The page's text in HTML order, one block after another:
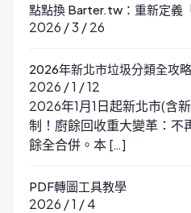
點點換 Barter.tw：重新定義
2026 / 3 / 26
2026年新北市垃圾分類全攻略
2026 / 1 / 12
2026年1月1日起新北市(含
制！廚餘回收重大變革：不
餘全合併。本 […]
PDF轉圖工具教學
2026 / 1 / 4